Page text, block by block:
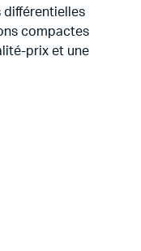
différentielles
compactes
prix et une